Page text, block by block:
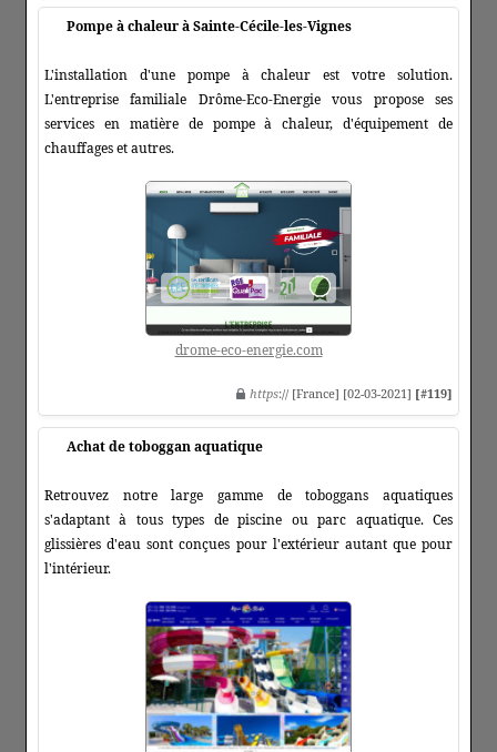
Pompe à chaleur à Sainte-Cécile-les-Vignes
L'installation d'une pompe à chaleur est votre solution.
L'entreprise familiale Drôme-Eco-Energie vous propose ses
services en matière de pompe à chaleur, d'équipement de
chauffages et autres.
drome-eco-energie.com
https:// [France] [02-03-2021] [#119]
Achat de toboggan aquatique
Retrouvez notre large gamme de toboggans aquatiques
s'adaptant à tous types de piscine ou parc aquatique. Ces
glissières d'eau sont conçues pour l'extérieur autant que pour
l'intérieur.